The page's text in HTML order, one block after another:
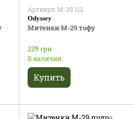
Артикул: М-29 112
Odyssey
Митенки М-29 тофу
229 грн
В наличии
Купить